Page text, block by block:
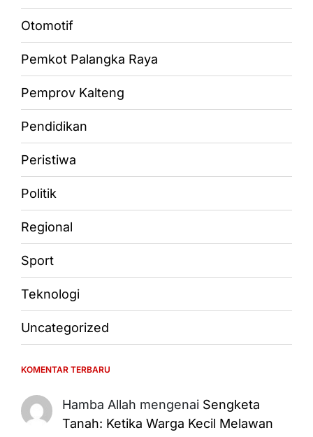
Otomotif
Pemkot Palangka Raya
Pemprov Kalteng
Pendidikan
Peristiwa
Politik
Regional
Sport
Teknologi
Uncategorized
KOMENTAR TERBARU
Hamba Allah mengenai Sengketa
Tanah: Ketika Warga Kecil Melawan